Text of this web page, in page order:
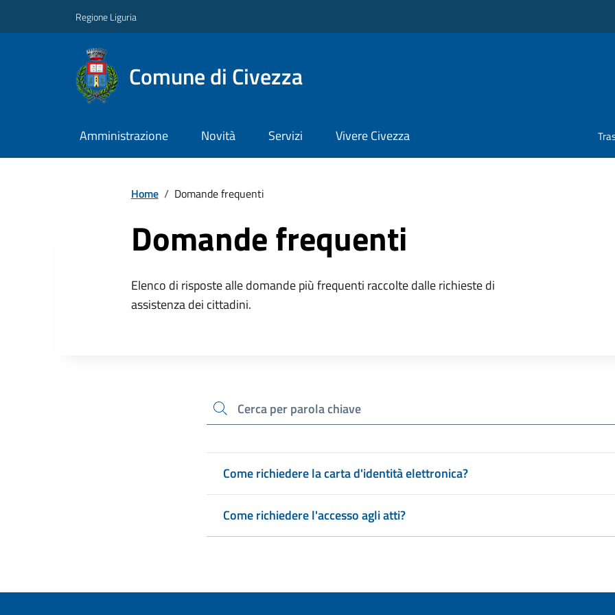
Regione Liguria
Comune di Civezza
Amministrazione Novità Servizi Vivere Civezza
Home / Domande frequenti
Domande frequenti
Elenco di risposte alle domande più frequenti raccolte dalle richieste di
assistenza dei cittadini.
cerca
Come richiedere la carta d'identità elettronica?
Come richiedere l'accesso agli atti?